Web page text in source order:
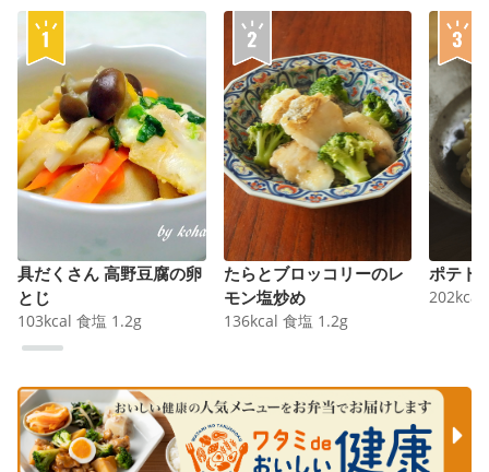
具だくさん 高野豆腐の卵
とじ
103kcal 食塩 1.2g
たらとブロッコリーのレ
モン塩炒め
136kcal 食塩 1.2g
ポテト
202kcal